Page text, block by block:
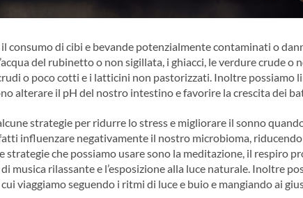
consumo di cibi e bevande potenzialmente contaminati o
del rubinetto o non sigillata, i ghiacci, le verdure crude o
o poco cotti e i latticini non pastorizzati. Inoltre possiamo
alterare il pH del nostro intestino e favorire la crescita dei
strategie per ridurre lo stress e migliorare il sonno
influenzare negativamente il nostro microbioma,
che possiamo usare sono la meditazione, il respiro
musica rilassante e l’esposizione alla luce naturale. Inoltre
viaggiamo seguendo i ritmi di luce e buio e mangiando ai